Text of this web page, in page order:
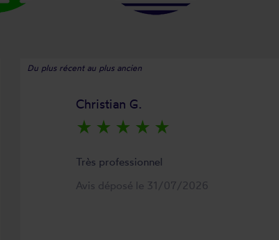
Du plus récent au plus ancien
Christian G.
star_rate star_rate star_rate star_rate star_rate
Très professionnel
Avis déposé le 31/07/2026